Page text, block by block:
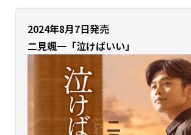
2024年8月7日発売
二見颯一「泣けばいい」